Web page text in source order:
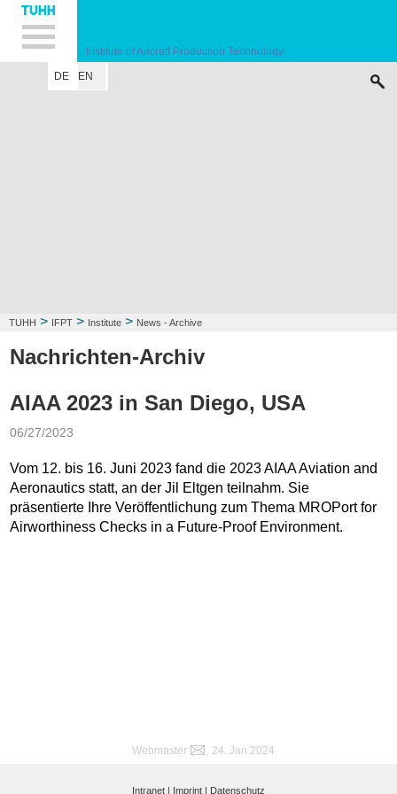
Hauptnavigation
Unternavigation
Inhalt
Suche
Institute of Aircraft Production Technology
DE
EN
TUHH > IFPT > Institute > News - Archive
Nachrichten-Archiv
AIAA 2023 in San Diego, USA
06/27/2023
Vom 12. bis 16. Juni 2023 fand die 2023 AIAA Aviation and
Aeronautics statt, an der Jil Eltgen teilnahm. Sie
präsentierte Ihre Veröffentlichung zum Thema MROPort for
Airworthiness Checks in a Future-Proof Environment.
Webmaster , 24. Jan 2024
Intranet | Imprint | Datenschutz